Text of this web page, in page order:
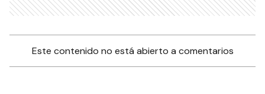
Este contenido no está abierto a comentarios